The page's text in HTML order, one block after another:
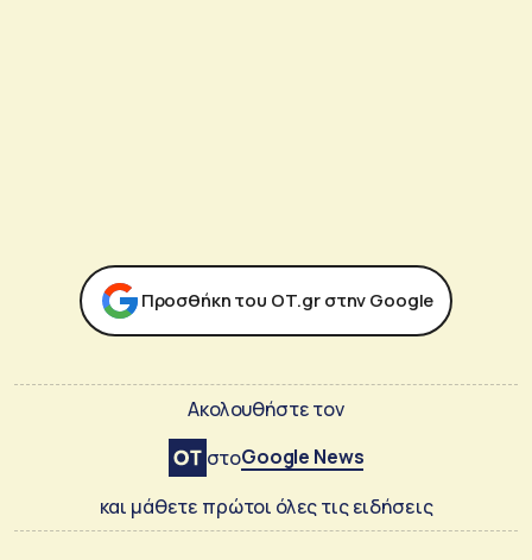
Προσθήκη του ΟΤ.gr στην Google
Ακολουθήστε τον
στοGoogle News
και μάθετε πρώτοι όλες τις ειδήσεις